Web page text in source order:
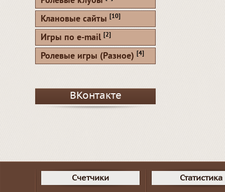
Клановые сайты [10]
Игры по e-mail [2]
Ролевые игры (Разное) [4]
ВКонтакте
Счетчики Статистика